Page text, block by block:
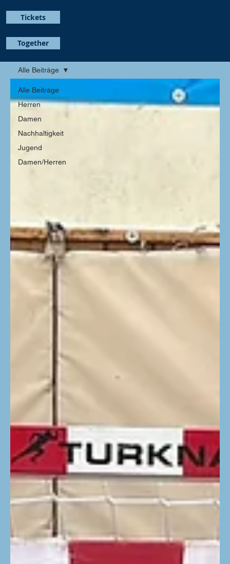
Together
Tickets
Alle Beiträge
Herren
Damen
Nachhaltigkeit
Jugend
Damen/Herren
Alle Beiträge